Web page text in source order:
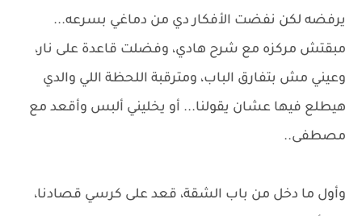
يرفضه لكن نفضت الأفكار دي من دماغي بسرعه...
مبقتش مركزه مع شرح هادي، وفضلت قاعدة على نار،
وعيني مش بتفارق الباب، ومترقبة اللحظة اللي والدي
هيطلع فيها عشان يقولنا... أو يخليني ألبس وأقعد مع
مصطفى..
وأول ما دخل من باب الشقة، قعد على كرسي قصادنا،